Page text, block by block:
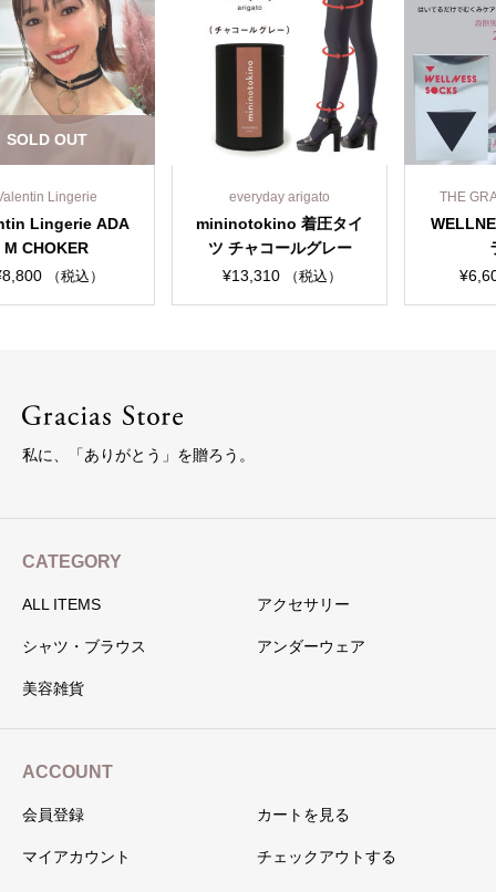
Lingerie
ADA
（税込）
OUT
everyday arigato
mininotokino 着圧タイ
ツ チャコールグレー
13,310 （税込）
THE
WELLNESS
ラッ
6,600
私に、「ありがとう」を贈ろう。
CATEGORY
ALL ITEMS アクセサリー
シャツ・ブラウス アンダーウェア
美容雑貨
ACCOUNT
会員登録 カートを見る
マイアカウント チェックアウトする